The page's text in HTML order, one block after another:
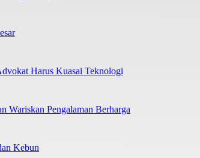
Harus Kuasai Teknologi
Wariskan Pengalaman Berharga
Kebun